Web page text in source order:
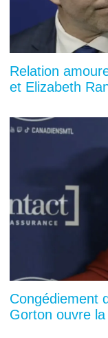
Relation
et Elizabeth
Congédiement
Gorton ouvre